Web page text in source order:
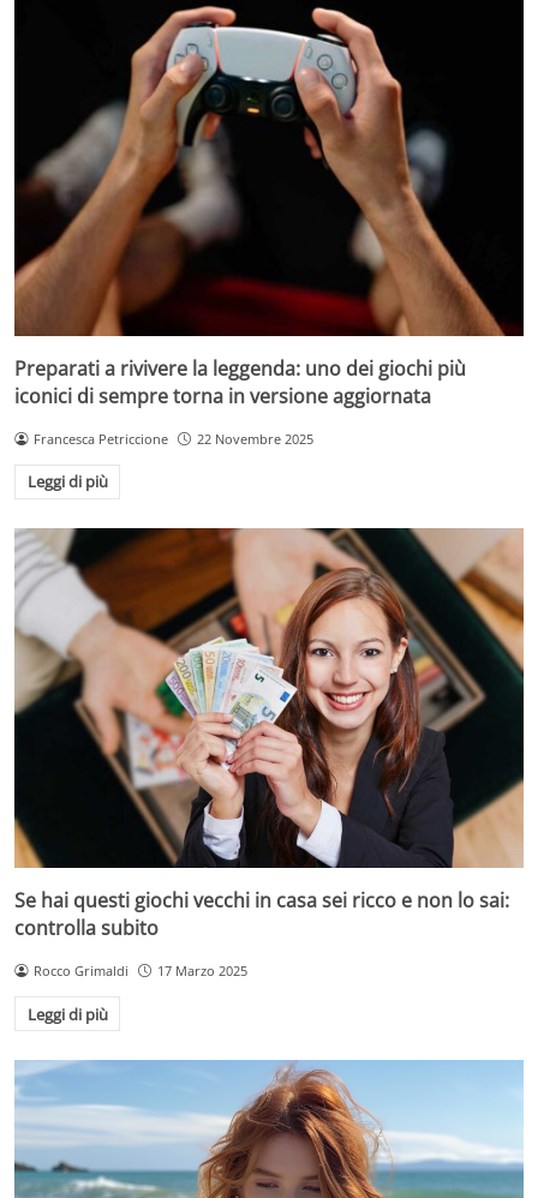
Preparati a rivivere la leggenda: uno dei giochi più
iconici di sempre torna in versione aggiornata
Francesca Petriccione 22 Novembre 2025
Leggi di più
Se hai questi giochi vecchi in casa sei ricco e non lo sai:
controlla subito
Rocco Grimaldi 17 Marzo 2025
Leggi di più